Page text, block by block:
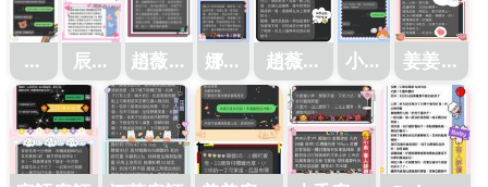
江
萊
客
評1
辰辰
客評
趙薇客
評
娜比
客評
1
趙薇客
評1
小乖
客評
姜姜客
評